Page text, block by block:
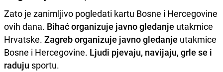
Zato je zanimljivo pogledati kartu Bosne i Hercegovine
ovih dana. Bihać organizuje javno gledanje utakmice
Hrvatske. Zagreb organizuje javno gledanje utakmice
Bosne i Hercegovine. Ljudi pjevaju, navijaju, grle se i
raduju sportu.